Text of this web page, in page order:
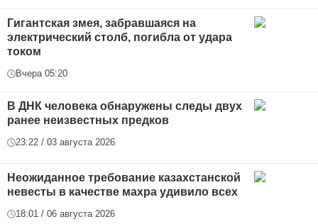
Гигантская змея, забравшаяся на
электрический столб, погибла от удара
током
Вчера 05:20
В ДНК человека обнаружены следы двух
ранее неизвестных предков
23:22 / 03 августа 2026
Неожиданное требование казахстанской
невесты в качестве махра удивило всех
18:01 / 06 августа 2026